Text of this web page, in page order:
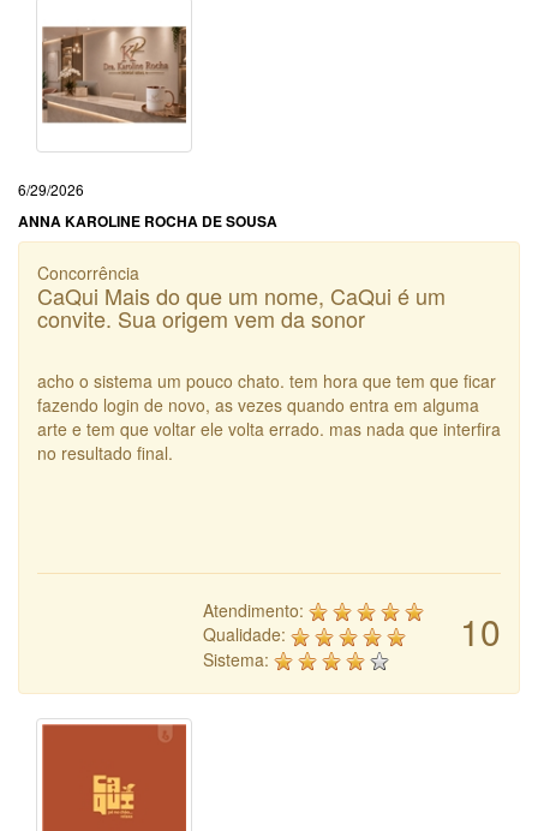
6/29/2026
ANNA KAROLINE ROCHA DE SOUSA
Concorrência
CaQui Mais do que um nome, CaQui é um
convite. Sua origem vem da sonor
acho o sistema um pouco chato. tem hora que tem que ficar
fazendo login de novo, as vezes quando entra em alguma
arte e tem que voltar ele volta errado. mas nada que interfira
no resultado final.
10
Atendimento:
Qualidade:
Sistema: